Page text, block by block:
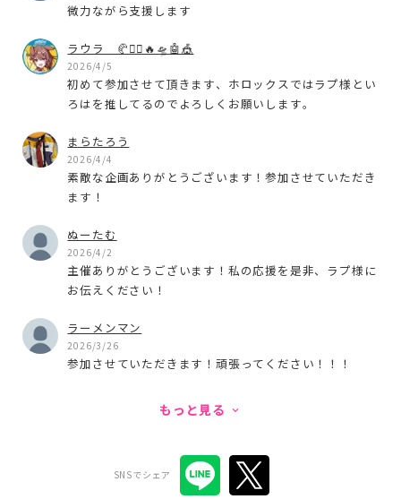
微力ながら支援します
ラウラ 🥐❤️‍🔥🔥🛸🤖🎪
2026/4/5
初めて参加させて頂きます、ホロックスではラプ様とい
ろはを推してるのでよろしくお願いします。
まらたろう
2026/4/4
素敵な企画ありがとうございます！参加させていただき
ます！
ぬーたむ
2026/4/2
主催ありがとうございます！私の応援を是非、ラプ様に
お伝えください！
ラーメンマン
2026/3/26
参加させていただきます！頑張ってください！！！
もっと見る keyboard_arrow_down
SNSでシェア